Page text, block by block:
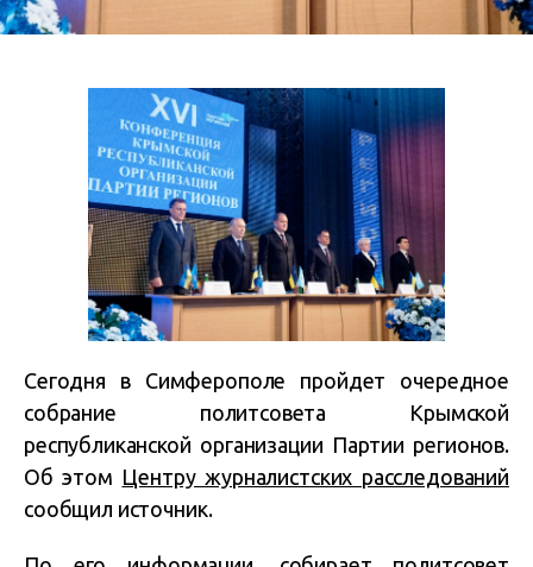
Сегодня в Симферополе пройдет очередное
собрание политсовета Крымской
республиканской организации Партии регионов.
Об этом Центру журналистских расследований
сообщил источник.